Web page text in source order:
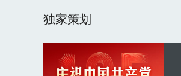
独家策划